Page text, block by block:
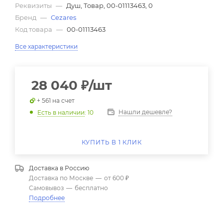
Реквизиты — Душ, Товар, 00-01113463, 0
Бренд — Cezares
Код товара — 00-01113463
Все характеристики
28 040 ₽/шт
+ 561 на счет
Есть в наличии: 10 Нашли дешевле?
КУПИТЬ В 1 КЛИК
Доставка в Россию
Доставка по Москве — от 600 ₽
Самовывоз — бесплатно
Подробнее